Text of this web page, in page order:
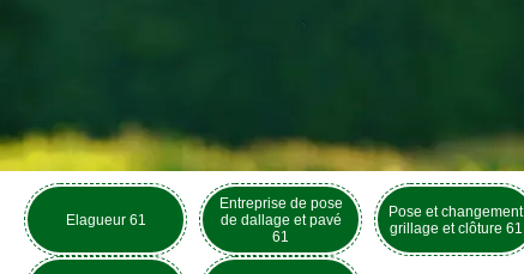
Elagueur 61
Entreprise de pose
de dallage et pavé
61
Pose et changement
grillage et clôture 61